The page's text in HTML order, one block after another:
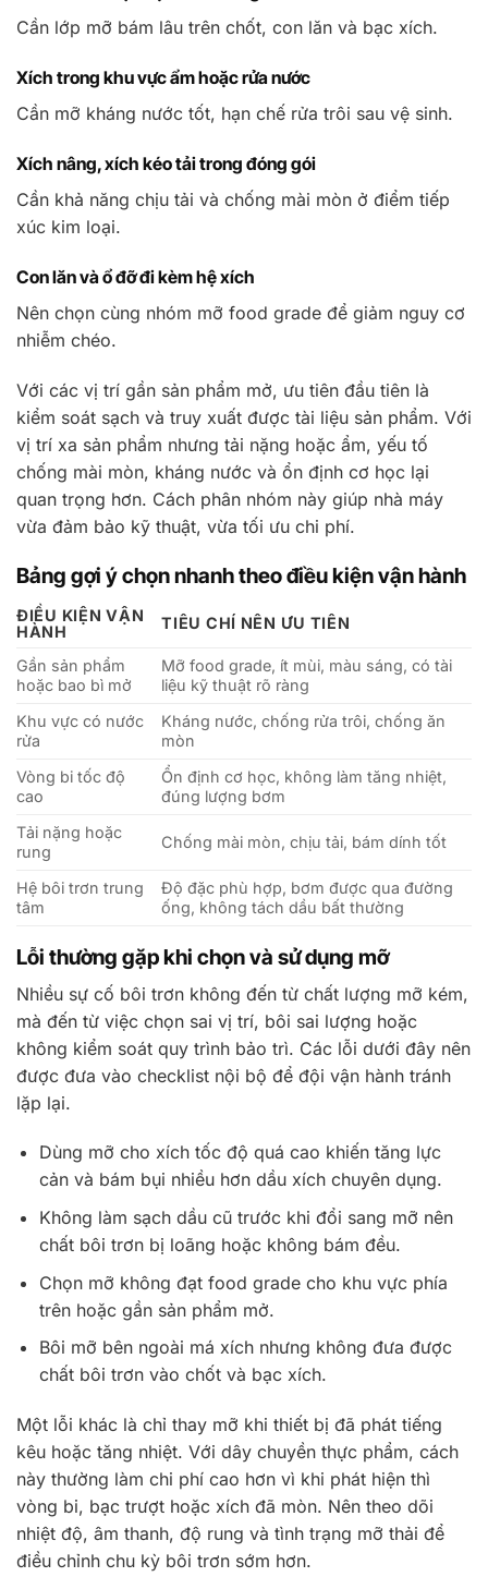
Cần lớp mỡ bám lâu trên chốt, con lăn và bạc xích.
Xích trong khu vực ẩm hoặc rửa nước
Cần mỡ kháng nước tốt, hạn chế rửa trôi sau vệ sinh.
Xích nâng, xích kéo tải trong đóng gói
Cần khả năng chịu tải và chống mài mòn ở điểm tiếp
xúc kim loại.
Con lăn và ổ đỡ đi kèm hệ xích
Nên chọn cùng nhóm mỡ food grade để giảm nguy cơ
nhiễm chéo.
Với các vị trí gần sản phẩm mở, ưu tiên đầu tiên là
kiểm soát sạch và truy xuất được tài liệu sản phẩm. Với
vị trí xa sản phẩm nhưng tải nặng hoặc ẩm, yếu tố
chống mài mòn, kháng nước và ổn định cơ học lại
quan trọng hơn. Cách phân nhóm này giúp nhà máy
vừa đảm bảo kỹ thuật, vừa tối ưu chi phí.
Bảng gợi ý chọn nhanh theo điều kiện vận hành
ĐIỀU KIỆN VẬN
HÀNH
TIÊU CHÍ NÊN ƯU TIÊN
Gần sản phẩm
hoặc bao bì mở
Mỡ food grade, ít mùi, màu sáng, có tài
liệu kỹ thuật rõ ràng
Khu vực có nước
rửa
Kháng nước, chống rửa trôi, chống ăn
mòn
Vòng bi tốc độ
cao
Ổn định cơ học, không làm tăng nhiệt,
đúng lượng bơm
Tải nặng hoặc
rung
Chống mài mòn, chịu tải, bám dính tốt
Hệ bôi trơn trung
tâm
Độ đặc phù hợp, bơm được qua đường
ống, không tách dầu bất thường
Lỗi thường gặp khi chọn và sử dụng mỡ
Nhiều sự cố bôi trơn không đến từ chất lượng mỡ kém,
mà đến từ việc chọn sai vị trí, bôi sai lượng hoặc
không kiểm soát quy trình bảo trì. Các lỗi dưới đây nên
được đưa vào checklist nội bộ để đội vận hành tránh
lặp lại.
Dùng mỡ cho xích tốc độ quá cao khiến tăng lực
cản và bám bụi nhiều hơn dầu xích chuyên dụng.
Không làm sạch dầu cũ trước khi đổi sang mỡ nên
chất bôi trơn bị loãng hoặc không bám đều.
Chọn mỡ không đạt food grade cho khu vực phía
trên hoặc gần sản phẩm mở.
Bôi mỡ bên ngoài má xích nhưng không đưa được
chất bôi trơn vào chốt và bạc xích.
Một lỗi khác là chỉ thay mỡ khi thiết bị đã phát tiếng
kêu hoặc tăng nhiệt. Với dây chuyền thực phẩm, cách
này thường làm chi phí cao hơn vì khi phát hiện thì
vòng bi, bạc trượt hoặc xích đã mòn. Nên theo dõi
nhiệt độ, âm thanh, độ rung và tình trạng mỡ thải để
điều chỉnh chu kỳ bôi trơn sớm hơn.